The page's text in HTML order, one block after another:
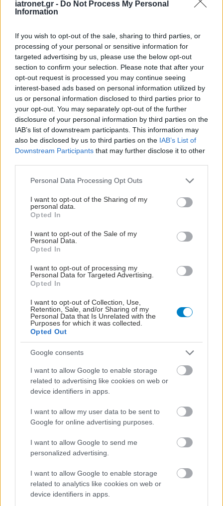
iatronet.gr - Do Not Process My Personal
Information
If you wish to opt-out of the sale, sharing to third parties, or
processing of your personal or sensitive information for
targeted advertising by us, please use the below opt-out
section to confirm your selection. Please note that after your
opt-out request is processed you may continue seeing
interest-based ads based on personal information utilized by
us or personal information disclosed to third parties prior to
your opt-out. You may separately opt-out of the further
disclosure of your personal information by third parties on the
IAB’s list of downstream participants. This information may
also be disclosed by us to third parties on the IAB’s List of
Downstream Participants that may further disclose it to other
Please note that this website/app uses one or more Google
not limited to your visit or usage behaviour. You may click to
grant or deny consent to Google and its third-party tags to
use your data for below specified purposes in below Google
consent section.
Personal Data Processing Opt Outs
I want to opt-out of the Sharing of my
personal data.
Opted In
I want to opt-out of the Sale of my
Personal Data.
Opted In
I want to opt-out of processing my
Personal Data for Targeted Advertising.
Opted In
I want to opt-out of Collection, Use,
Retention, Sale, and/or Sharing of my
Personal Data that Is Unrelated with the
Purposes for which it was collected.
Opted Out
Google consents
I want to allow Google to enable storage
related to advertising like cookies on web or
device identifiers in apps.
I want to allow my user data to be sent to
Google for online advertising purposes.
I want to allow Google to send me
personalized advertising.
I want to allow Google to enable storage
related to analytics like cookies on web or
device identifiers in apps.
Δευτέρα, 06 Αυγούστου 2012, 17:45
Ανησυχητικά συμπεράσματα για την ψυχική
υγεία των Ελλήνων
Το άγχος, η αγωνία και η απόγνωση έχουν επηρεάσει απ’ ότι
φαίνεται όλες τις ηλικίες.Πρόκειται για συναισθήματα που
βιώνουν εντόνως σήμερα οι Έλληνες εξαιτίας της